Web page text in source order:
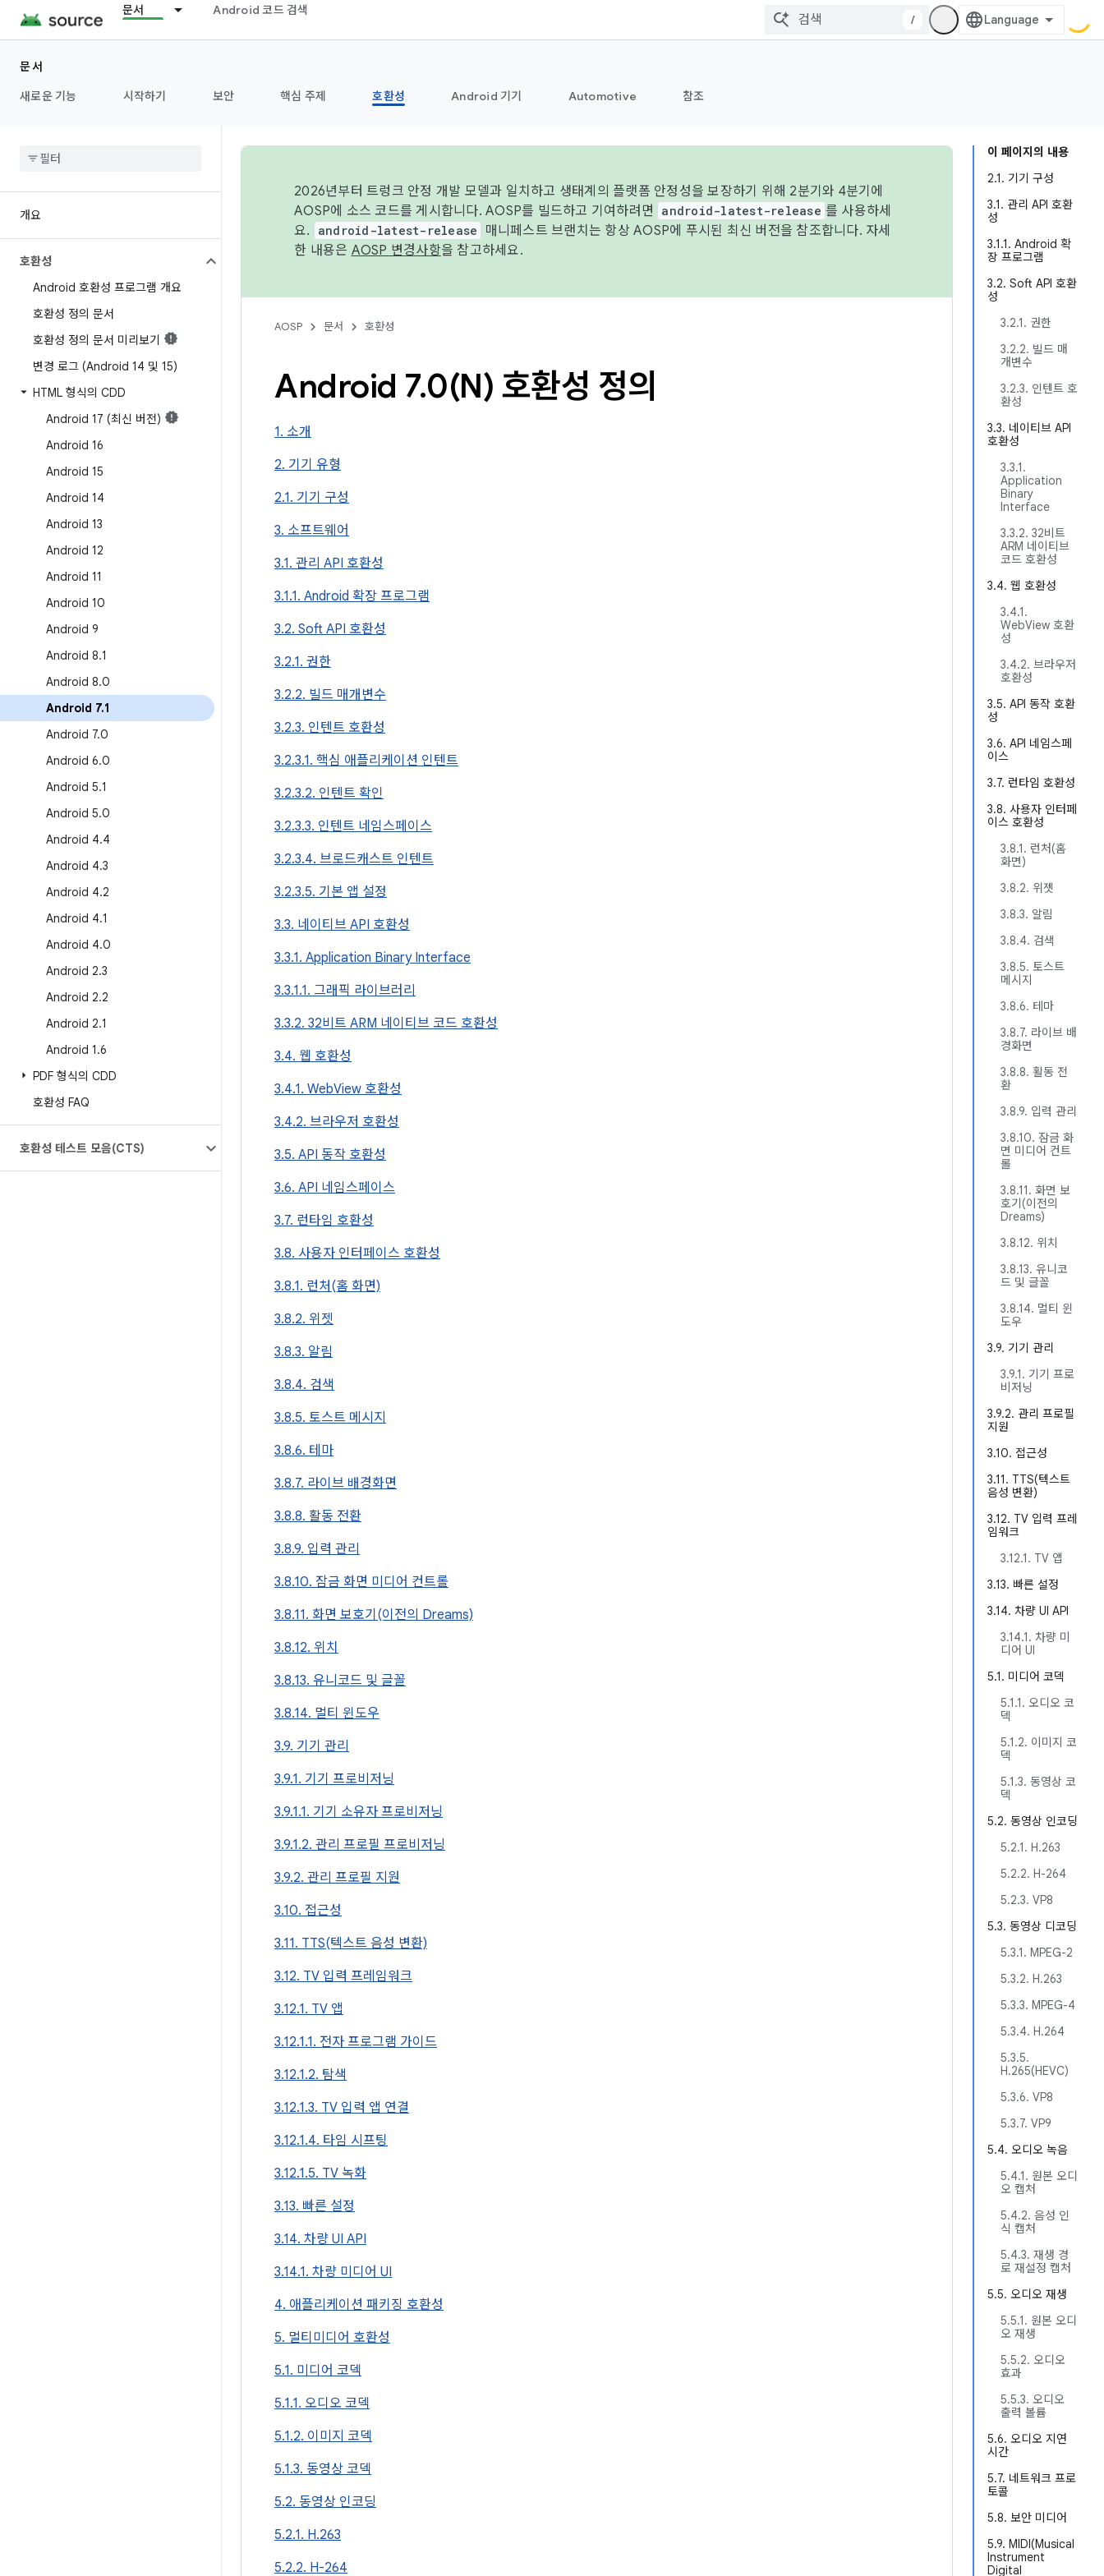
문서 Android 코드 검색
/
문서
새로운 기능
시작하기 보안 핵심 주제 호환성 Android 기기 Automotive 참조
개요
호환성
Android 호환성 프로그램 개요
호환성 정의 문서
호환성 정의 문서 미리보기
변경 로그 (Android 14 및 15)
HTML 형식의 CDD
Android 17 (최신 버전)
Android 16
Android 15
Android 14
Android 13
Android 12
Android 11
Android 10
Android 9
Android 8.1
Android 8.0
Android 7.1
Android 7.0
Android 6.0
Android 5.1
Android 5.0
Android 4.4
Android 4.3
Android 4.2
Android 4.1
Android 4.0
Android 2.3
Android 2.2
Android 2.1
Android 1.6
PDF 형식의 CDD
호환성 FAQ
호환성 테스트 모음(CTS)
이 페이지의 내용
2.1. 기기 구성
3.1. 관리 API 호환
성
3.1.1. Android 확
장 프로그램
3.2. Soft API 호환
성
3.2.1. 권한
3.2.2. 빌드 매
개변수
3.2.3. 인텐트 호
환성
3.3. 네이티브 API
호환성
3.3.1.
Application
Binary
Interface
3.3.2. 32비트
ARM 네이티브
코드 호환성
3.4. 웹 호환성
3.4.1.
WebView 호환
성
3.4.2. 브라우저
호환성
3.5. API 동작 호환
성
3.6. API 네임스페
이스
3.7. 런타임 호환성
3.8. 사용자 인터페
이스 호환성
3.8.1. 런처(홈
화면)
3.8.2. 위젯
3.8.3. 알림
3.8.4. 검색
3.8.5. 토스트
메시지
3.8.6. 테마
3.8.7. 라이브 배
경화면
3.8.8. 활동 전
환
3.8.9. 입력 관리
3.8.10. 잠금 화
면 미디어 컨트
롤
3.8.11. 화면 보
호기(이전의
Dreams)
3.8.12. 위치
3.8.13. 유니코
드 및 글꼴
3.8.14. 멀티 윈
도우
3.9. 기기 관리
3.9.1. 기기 프로
비저닝
3.9.2. 관리 프로필
지원
3.10. 접근성
3.11. TTS(텍스트
음성 변환)
3.12. TV 입력 프레
임워크
3.12.1. TV 앱
3.13. 빠른 설정
3.14. 차량 UI API
3.14.1. 차량 미
디어 UI
5.1. 미디어 코덱
5.1.1. 오디오 코
덱
5.1.2. 이미지 코
덱
5.1.3. 동영상 코
덱
5.2. 동영상 인코딩
5.2.1. H.263
5.2.2. H-264
5.2.3. VP8
5.3. 동영상 디코딩
5.3.1. MPEG-2
5.3.2. H.263
5.3.3. MPEG-4
5.3.4. H.264
5.3.5.
H.265(HEVC)
5.3.6. VP8
5.3.7. VP9
5.4. 오디오 녹음
5.4.1. 원본 오디
오 캡처
5.4.2. 음성 인
식 캡처
5.4.3. 재생 경
로 재설정 캡처
5.5. 오디오 재생
5.5.1. 원본 오디
오 재생
5.5.2. 오디오
효과
5.5.3. 오디오
출력 볼륨
5.6. 오디오 지연
시간
5.7. 네트워크 프로
토콜
5.8. 보안 미디어
5.9. MIDI(Musical
Instrument
Digital
2026년부터 트렁크 안정 개발 모델과 일치하고 생태계의 플랫폼 안정성을 보장하기 위해 2분기와 4분기에
AOSP에 소스 코드를 게시합니다. AOSP를 빌드하고 기여하려면
android-latest-release 를 사용하세
요.
android-latest-release
매니페스트 브랜치는 항상 AOSP에 푸시된 최신 버전을 참조합니다. 자세
한 내용은 AOSP 변경사항을 참고하세요.
AOSP 문서 호환성
Android 7.0(N) 호환성 정의
1. 소개
2. 기기 유형
2.1. 기기 구성
3. 소프트웨어
3.1. 관리 API 호환성
3.1.1. Android 확장 프로그램
3.2. Soft API 호환성
3.2.1. 권한
3.2.2. 빌드 매개변수
3.2.3. 인텐트 호환성
3.2.3.1. 핵심 애플리케이션 인텐트
3.2.3.2. 인텐트 확인
3.2.3.3. 인텐트 네임스페이스
3.2.3.4. 브로드캐스트 인텐트
3.2.3.5. 기본 앱 설정
3.3. 네이티브 API 호환성
3.3.1. Application Binary Interface
3.3.1.1. 그래픽 라이브러리
3.3.2. 32비트 ARM 네이티브 코드 호환성
3.4. 웹 호환성
3.4.1. WebView 호환성
3.4.2. 브라우저 호환성
3.5. API 동작 호환성
3.6. API 네임스페이스
3.7. 런타임 호환성
3.8. 사용자 인터페이스 호환성
3.8.1. 런처(홈 화면)
3.8.2. 위젯
3.8.3. 알림
3.8.4. 검색
3.8.5. 토스트 메시지
3.8.6. 테마
3.8.7. 라이브 배경화면
3.8.8. 활동 전환
3.8.9. 입력 관리
3.8.10. 잠금 화면 미디어 컨트롤
3.8.11. 화면 보호기(이전의 Dreams)
3.8.12. 위치
3.8.13. 유니코드 및 글꼴
3.8.14. 멀티 윈도우
3.9. 기기 관리
3.9.1. 기기 프로비저닝
3.9.1.1. 기기 소유자 프로비저닝
3.9.1.2. 관리 프로필 프로비저닝
3.9.2. 관리 프로필 지원
3.10. 접근성
3.11. TTS(텍스트 음성 변환)
3.12. TV 입력 프레임워크
3.12.1. TV 앱
3.12.1.1. 전자 프로그램 가이드
3.12.1.2. 탐색
3.12.1.3. TV 입력 앱 연결
3.12.1.4. 타임 시프팅
3.12.1.5. TV 녹화
3.13. 빠른 설정
3.14. 차량 UI API
3.14.1. 차량 미디어 UI
4. 애플리케이션 패키징 호환성
5. 멀티미디어 호환성
5.1. 미디어 코덱
5.1.1. 오디오 코덱
5.1.2. 이미지 코덱
5.1.3. 동영상 코덱
5.2. 동영상 인코딩
5.2.1. H.263
5.2.2. H-264